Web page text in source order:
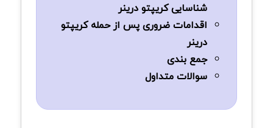
شناسایی کریپتو درینر
اقدامات ضروری پس از حمله کریپتو
درینر
جمع بندی
سوالات متداول